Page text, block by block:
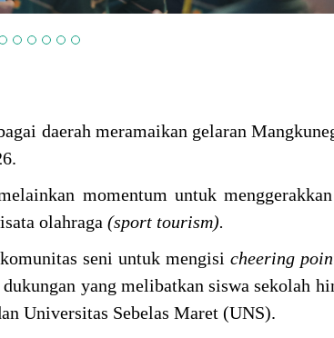
daerah meramaikan gelaran
momentum untuk
olahraga (sport tourism).
seni untuk mengisi cheering
yang melibatkan siswa sekolah
Universitas Sebelas Maret (UNS).